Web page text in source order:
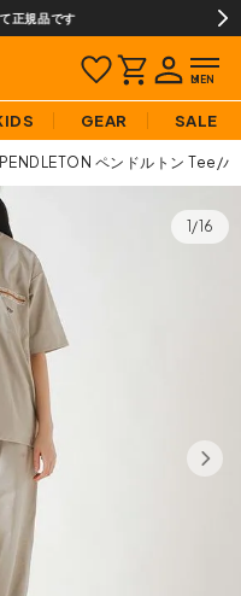
正規品です
GEAR SALE
PENDLETON ペンドルトン Tee/
1/16